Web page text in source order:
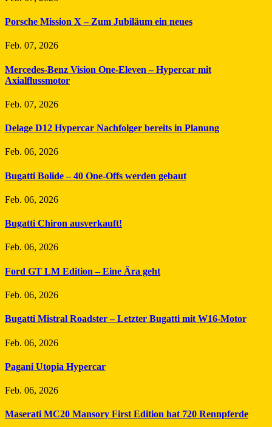
Porsche Mission X – Zum Jubiläum ein neues
Feb. 07, 2026
Mercedes-Benz Vision One-Eleven – Hypercar mit
Axialflussmotor
Feb. 07, 2026
Delage D12 Hypercar Nachfolger bereits in Planung
Feb. 06, 2026
Bugatti Bolide – 40 One-Offs werden gebaut
Feb. 06, 2026
Bugatti Chiron ausverkauft!
Feb. 06, 2026
Ford GT LM Edition – Eine Ära geht
Feb. 06, 2026
Bugatti Mistral Roadster – Letzter Bugatti mit W16-Motor
Feb. 06, 2026
Pagani Utopia Hypercar
Feb. 06, 2026
Maserati MC20 Mansory First Edition hat 720 Rennpferde